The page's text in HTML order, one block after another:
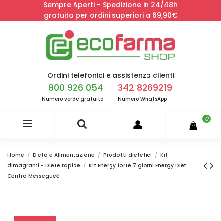
Sempre Aperti - Spedizione in 24/48h
gratuita per ordini superiori a 69,90€
Ordini telefonici e assistenza clienti
800 926 054
Numero verde gratuito
342 8269219
Numero WhatsApp
0
Home Dieta e Alimentazione Prodotti dietetici
Kit
dimagranti - Diete rapide
Kit Energy forte 7 giorni Energy Diet
Centro Méssegueé